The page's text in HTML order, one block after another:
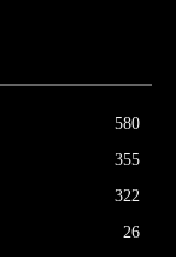
580
355
322
26